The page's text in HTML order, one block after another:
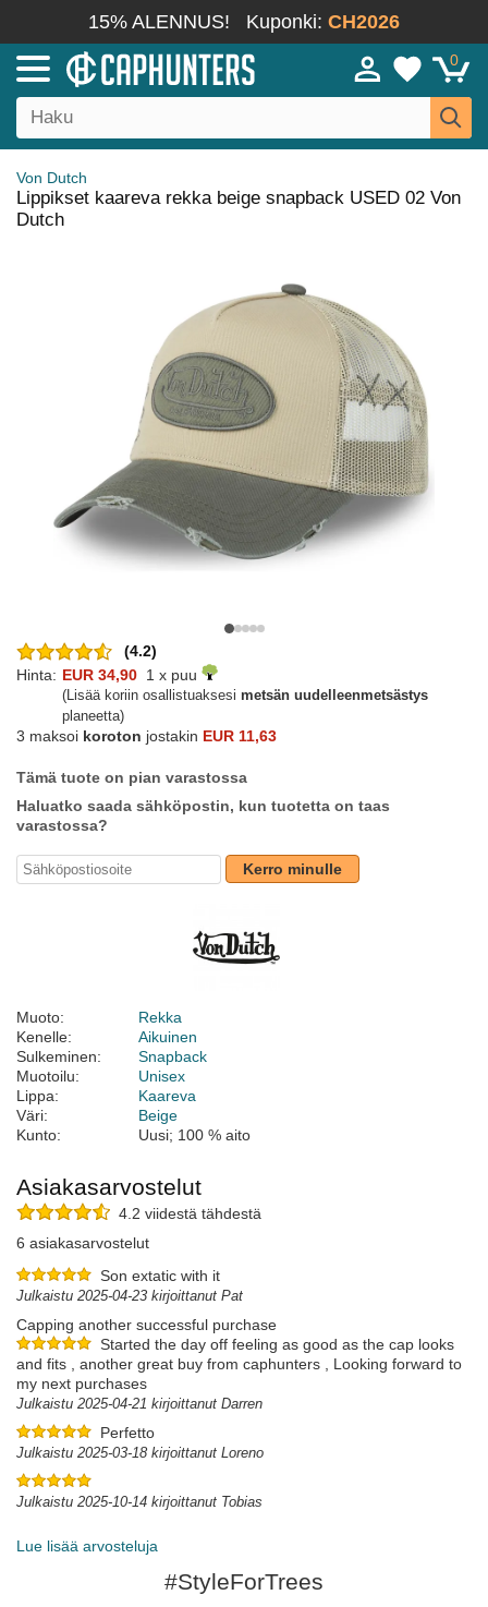
15% ALENNUS! Kuponki: CH2026
0
Von Dutch
Lippikset kaareva rekka beige snapback USED 02 Von
Dutch
(4.2)
Hinta: EUR 34,90 1 x puu
(Lisää koriin osallistuaksesi metsän uudelleenmetsästys
planeetta)
3 maksoi koroton jostakin EUR 11,63
Tämä tuote on pian varastossa
Haluatko saada sähköpostin, kun tuotetta on taas
varastossa?
Kerro minulle
Muoto:
Rekka
Kenelle:
Aikuinen
Sulkeminen:
Snapback
Muotoilu:
Unisex
Lippa:
Kaareva
Väri:
Beige
Kunto:
Uusi; 100 % aito
Asiakasarvostelut
4.2 viidestä tähdestä
6 asiakasarvostelut
Son extatic with it
Julkaistu 2025-04-23 kirjoittanut Pat
Capping another successful purchase
Started the day off feeling as good as the cap looks
and fits , another great buy from caphunters , Looking forward to
my next purchases
Julkaistu 2025-04-21 kirjoittanut Darren
Perfetto
Julkaistu 2025-03-18 kirjoittanut Loreno
Julkaistu 2025-10-14 kirjoittanut Tobias
Lue lisää arvosteluja
#StyleForTrees